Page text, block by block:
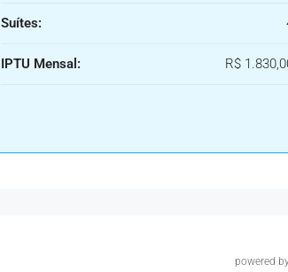
Suítes:
IPTU Mensal: R$
powered